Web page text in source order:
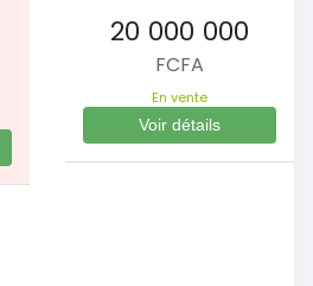
20 000 000
FCFA
En vente
Voir détails